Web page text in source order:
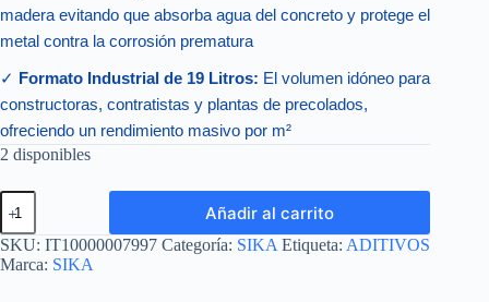
madera evitando que absorba agua del concreto y protege el
metal contra la corrosión prematura
✓ Formato Industrial de 19 Litros: El volumen idóneo para
constructoras, contratistas y plantas de precolados,
ofreciendo un rendimiento masivo por m²
2 disponibles
SIKA
SEPAROL
CUBETA
19
L
Añadir al carrito
SKU: IT10000007997 Categoría: SIKA Etiqueta: ADITIVOS
Marca: SIKA